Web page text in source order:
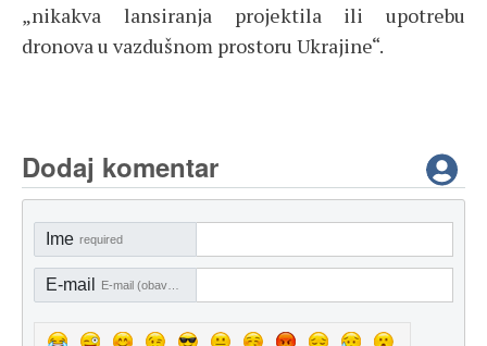
„nikakva lansiranja projektila ili upotrebu
dronova u vazdušnom prostoru Ukrajine“.
Dodaj komentar
Ime required
E-mail